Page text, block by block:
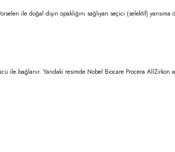
ile doğal dişin opaklığını sağlıyan seçici (selektif)
ile bağlanır. Yandaki resimde Nobel Biocare Procera AllZirkon